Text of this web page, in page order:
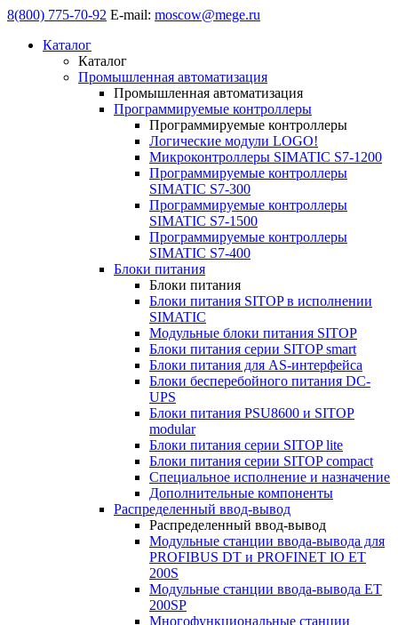
8(800) 775-70-92 E-mail: moscow@mege.ru
Каталог
Каталог
Промышленная автоматизация
Промышленная автоматизация
Программируемые контроллеры
Программируемые контроллеры
Логические модули LOGO!
Микроконтроллеры SIMATIC S7-1200
Программируемые контроллеры
SIMATIC S7-300
Программируемые контроллеры
SIMATIC S7-1500
Программируемые контроллеры
SIMATIC S7-400
Блоки питания
Блоки питания
Блоки питания SITOP в исполнении
SIMATIC
Модульные блоки питания SITOP
Блоки питания серии SITOP smart
Блоки питания для AS-интерфейса
Блоки бесперебойного питания DC-
UPS
Блоки питания PSU8600 и SITOP
modular
Блоки питания серии SITOP lite
Блоки питания серии SITOP compact
Специальное исполнение и назначение
Дополнительные компоненты
Распределенный ввод-вывод
Распределенный ввод-вывод
Модульные станции ввода-вывода для
PROFIBUS DT и PROFINET IO ET
200S
Модульные станции ввода-вывода ET
200SP
Многофункциональные станции